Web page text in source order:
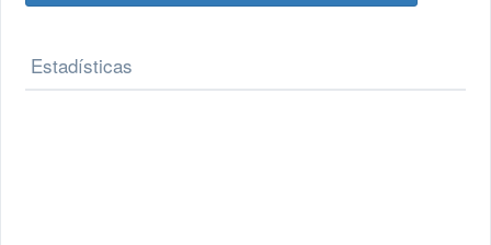
Estadísticas